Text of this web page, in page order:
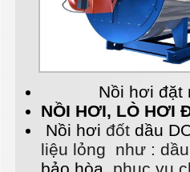
Nồi hơi đặt
NỒI HƠI, LÒ HƠI
Nồi hơi đốt dầu
liệu lỏng như :